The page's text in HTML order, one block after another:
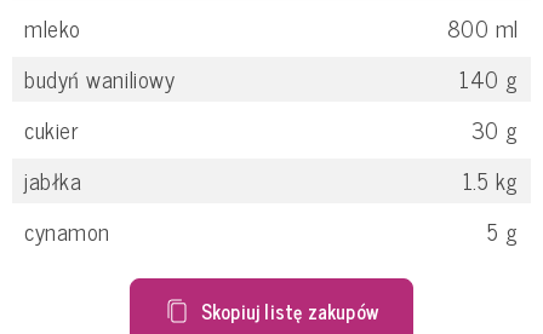
mleko
800 ml
budyń waniliowy
140 g
cukier
30 g
jabłka
1.5 kg
cynamon
5 g
Skopiuj listę zakupów